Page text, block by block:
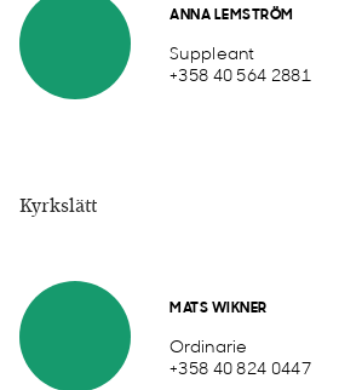
ANNA LEMSTRÖM
Suppleant
+358 40 564 2881
Kyrkslätt
MATS WIKNER
Ordinarie
+358 40 824 0447